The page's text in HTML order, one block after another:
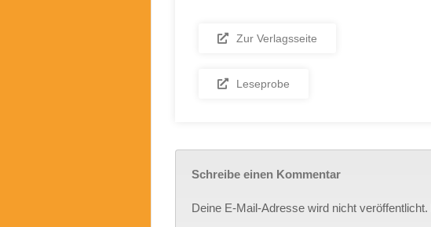
Zur Verlagsseite
Leseprobe
Schreibe einen Kommentar
Deine E-Mail-Adresse wird nicht veröffentlicht.